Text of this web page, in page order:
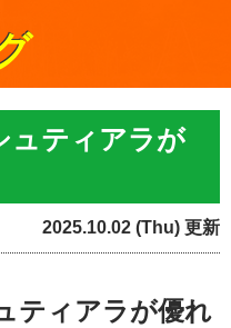
ュティアラが
2025.10.02 (Thu) 更新
ティアラが優れ